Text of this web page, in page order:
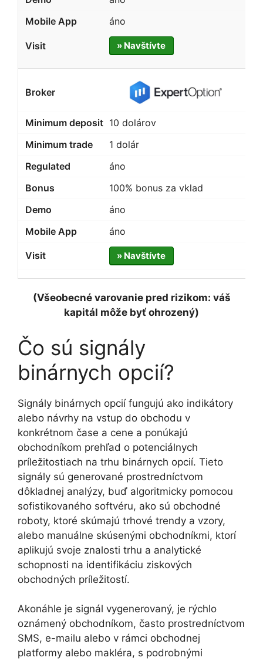
áno
» Navštívte
10 dolárov
1 dolár
áno
100% bonus za vklad
áno
áno
» Navštívte
(Všeobecné varovanie pred rizikom: váš
kapitál môže byť ohrozený)
Čo sú signály
binárnych opcií?
Signály binárnych opcií fungujú ako indikátory
alebo návrhy na vstup do obchodu v
konkrétnom čase a cene a ponúkajú
obchodníkom prehľad o potenciálnych
príležitostiach na trhu binárnych opcií. Tieto
signály sú generované prostredníctvom
dôkladnej analýzy, buď algoritmicky pomocou
sofistikovaného softvéru, ako sú obchodné
roboty, ktoré skúmajú trhové trendy a vzory,
alebo manuálne skúsenými obchodníkmi, ktorí
aplikujú svoje znalosti trhu a analytické
schopnosti na identifikáciu ziskových
obchodných príležitostí.
Akonáhle je signál vygenerovaný, je rýchlo
oznámený obchodníkom, často prostredníctvom
SMS, e-mailu alebo v rámci obchodnej
platformy alebo makléra, s podrobnými